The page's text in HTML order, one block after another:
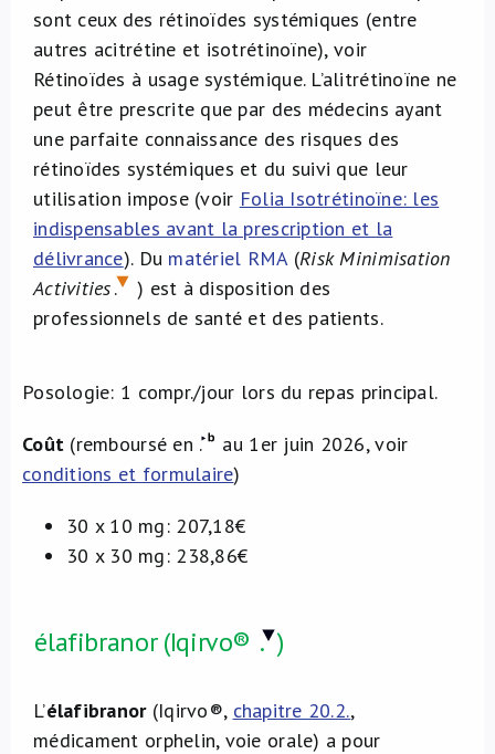
sont ceux des rétinoïdes systémiques (entre
autres acitrétine et isotrétinoïne), voir
Rétinoïdes à usage systémique. L’alitrétinoïne ne
peut être prescrite que par des médecins ayant
une parfaite connaissance des risques des
rétinoïdes systémiques et du suivi que leur
utilisation impose (voir Folia Isotrétinoïne: les
indispensables avant la prescription et la
délivrance). Du matériel RMA(Risk Minimisation
Activities.
) est à disposition des
professionnels de santé et des patients.
Posologie: 1 compr./jour lors du repas principal.
Coût (remboursé en .
au 1er juin 2026, voir
conditions et formulaire)
30 x 10 mg: 207,18€
30 x 30 mg: 238,86€
élafibranor (Iqirvo® . )
L’élafibranor(Iqirvo®, chapitre 20.2.,
médicament orphelin, voie orale) a pour